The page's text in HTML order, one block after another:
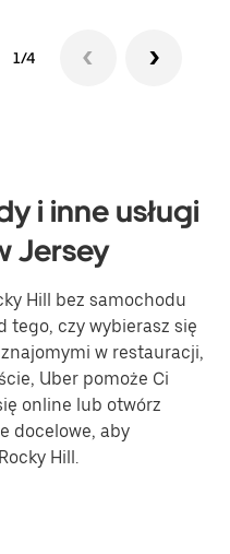
1/4
i inne usługi
Jersey
Hill bez samochodu
tego, czy wybierasz się
w restauracji,
Uber pomoże Ci
online lub otwórz
docelowe, aby
Hill.